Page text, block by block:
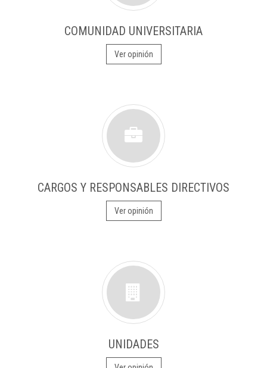
COMUNIDAD UNIVERSITARIA
Ver opinión
CARGOS Y RESPONSABLES DIRECTIVOS
Ver opinión
UNIDADES